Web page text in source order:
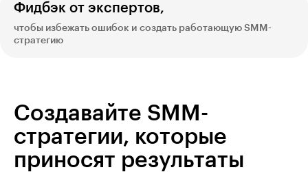
Фидбэк от экспертов,
чтобы избежать ошибок и создать работающую SMM-
стратегию
Создавайте SMM-
стратегии, которые
приносят результаты